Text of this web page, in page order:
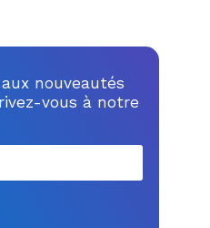
nouveautés
vous à notre